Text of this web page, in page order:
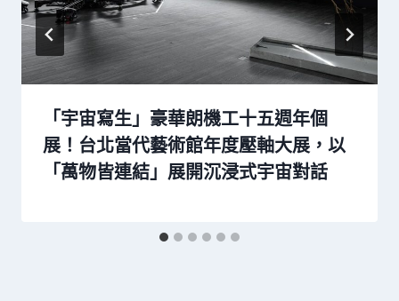
「宇宙寫生」豪華朗機工十五週年個
展！台北當代藝術館年度壓軸大展，以
「萬物皆連結」展開沉浸式宇宙對話